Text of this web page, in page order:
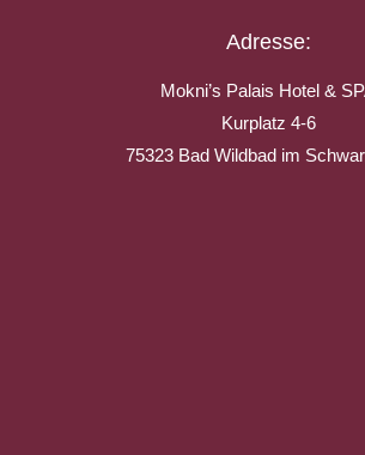
Adresse:
Mokni’s Palais Hotel &
Kurplatz 4-6
75323 Bad Wildbad im